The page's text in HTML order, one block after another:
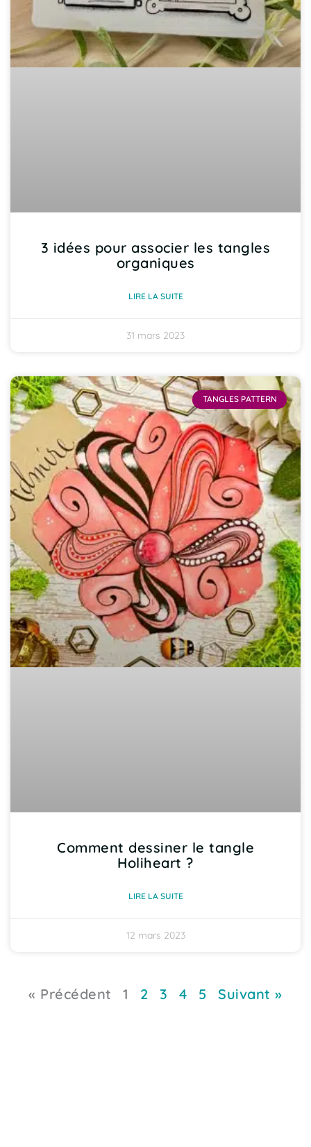
3 idées pour associer les tangles
organiques
LIRE LA SUITE
31 mars 2023
TANGLES PATTERN
Comment dessiner le tangle
Holiheart ?
LIRE LA SUITE
12 mars 2023
« Précédent 1 2 3 4 5 Suivant »